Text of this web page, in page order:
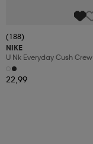
(188)
NIKE
U Nk Everyday Cush Crew
6pr-Bd
22,99